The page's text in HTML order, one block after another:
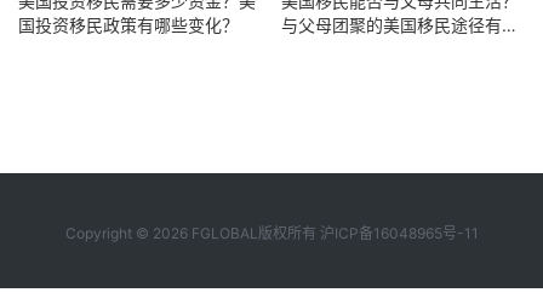
国投资移民政策有哪些变化？
与父母团聚的美国移民途径有哪
Copyright © 2026 FGLOBAL版权所有 沪ICP备16048965号-11